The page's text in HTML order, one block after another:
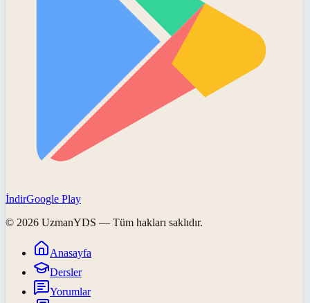
İndirGoogle Play
© 2026 UzmanYDS — Tüm hakları saklıdır.
Anasayfa
Dersler
Yorumlar